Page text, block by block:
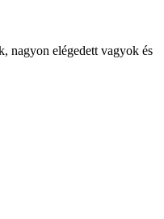
nagyon elégedett vagyok és